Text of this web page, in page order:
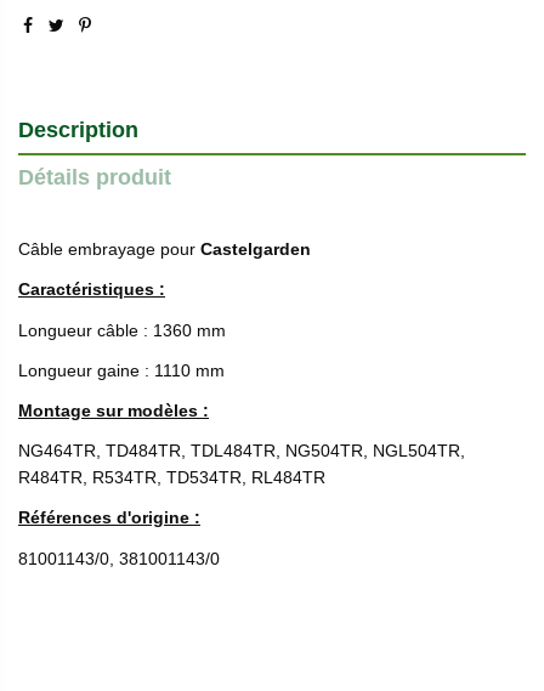
Description
Détails produit
Câble embrayage pour Castelgarden
Caractéristiques :
Longueur câble : 1360 mm
Longueur gaine : 1110 mm
Montage sur modèles :
NG464TR, TD484TR, TDL484TR, NG504TR, NGL504TR,
R484TR, R534TR, TD534TR, RL484TR
Références d'origine :
81001143/0, 381001143/0